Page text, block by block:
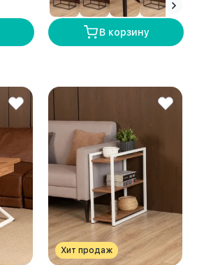
В корзину
Хит продаж